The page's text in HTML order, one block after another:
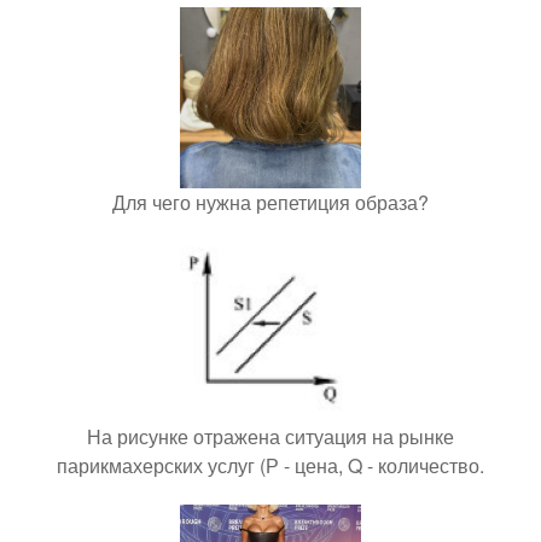
Для чего нужна репетиция образа?
На рисунке отражена ситуация на рынке
парикмахерских услуг (Р - цена, Q - количество.